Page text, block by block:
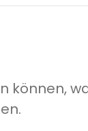
können,